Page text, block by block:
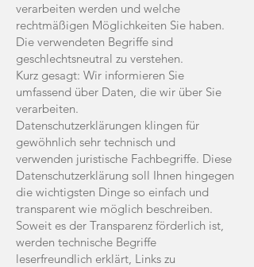
verarbeiten werden und welche
rechtmäßigen Möglichkeiten Sie haben.
Die verwendeten Begriffe sind
geschlechtsneutral zu verstehen.
Kurz gesagt: Wir informieren Sie
umfassend über Daten, die wir über Sie
verarbeiten.
Datenschutzerklärungen klingen für
gewöhnlich sehr technisch und
verwenden juristische Fachbegriffe. Diese
Datenschutzerklärung soll Ihnen hingegen
die wichtigsten Dinge so einfach und
transparent wie möglich beschreiben.
Soweit es der Transparenz förderlich ist,
werden technische Begriffe
leserfreundlich erklärt, Links zu